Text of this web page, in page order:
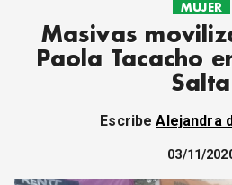
POLÍTICAS
MOVIMIENTO
MUJER
SOCIEDAD Y
CORREO DE
MUJER
Masivas
Paola Tacacho
Salta
EscribeAlejandra
03/11/